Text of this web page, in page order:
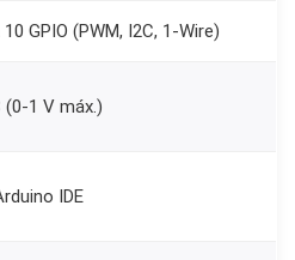
GPIO (PWM, I2C, 1-Wire)
(0-1 V máx.)
IDE